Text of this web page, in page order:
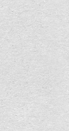
بالفيديو…
استراتيجية
انتقلت